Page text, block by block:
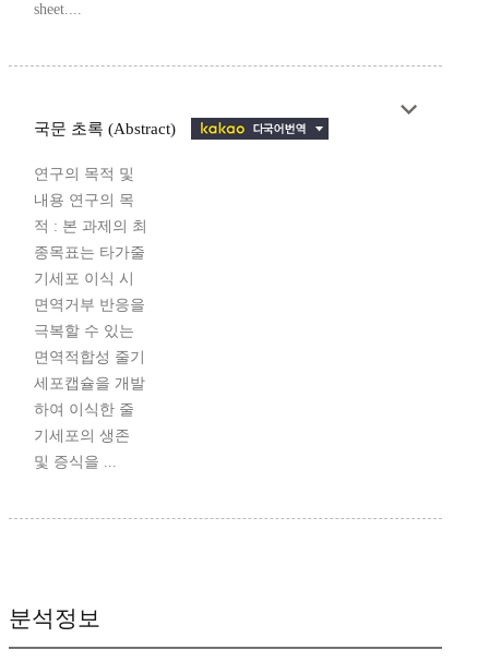
sheet....
국문 초록 (Abstract)
연구의 목적 및
내용 연구의 목
적 : 본 과제의 최
종목표는 타가줄
기세포 이식 시
면역거부 반응을
극복할 수 있는
면역적합성 줄기
세포캡슐을 개발
하여 이식한 줄
기세포의 생존
및 증식을 ...
분석정보